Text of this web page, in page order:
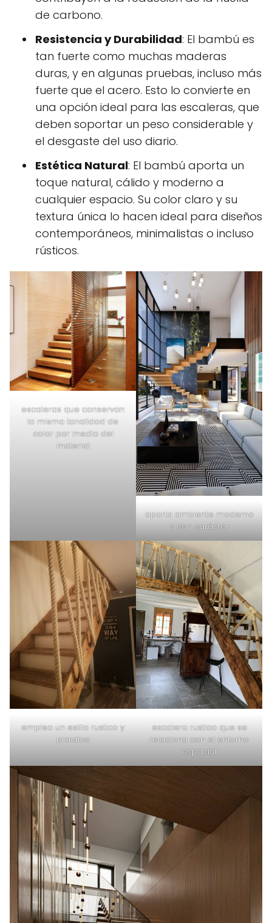
de carbono.
Resistencia y Durabilidad: El bambú es
tan fuerte como muchas maderas
duras, y en algunas pruebas, incluso más
fuerte que el acero. Esto lo convierte en
una opción ideal para las escaleras, que
deben soportar un peso considerable y
el desgaste del uso diario.
Estética Natural: El bambú aporta un
toque natural, cálido y moderno a
cualquier espacio. Su color claro y su
textura única lo hacen ideal para diseños
contemporáneos, minimalistas o incluso
rústicos.
escaleras que conservan
la misma tonalidad de
color por medio del
material
aporta ambiente moderno
y con carácter
emplea un estilo rustico y
practico
escalera rustica que se
relaciona con el entorno
espacial